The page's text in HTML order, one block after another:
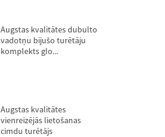
Augstas kvalitātes dubulto
vadotņu bijušo turētāju
komplekts glo...
Augstas kvalitātes
vienreizējās lietošanas
cimdu turētājs